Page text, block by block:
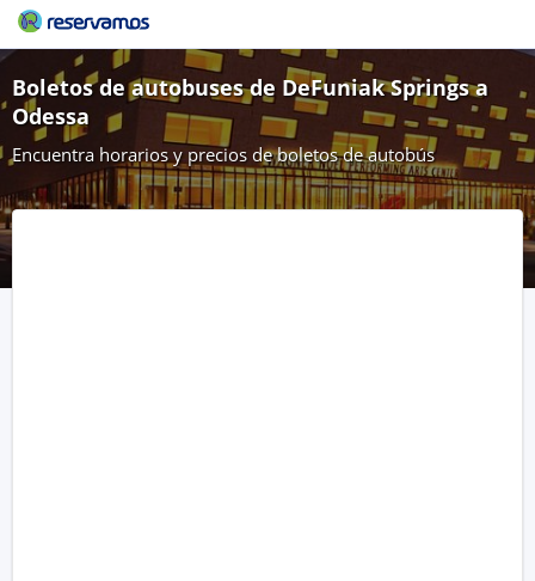
Boletos de autobuses de DeFuniak Springs a
Odessa
Encuentra horarios y precios de boletos de autobús